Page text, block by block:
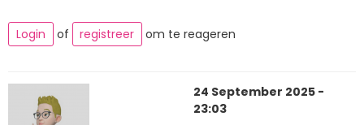
Login of registreer om te reageren
24 September 2025 -
23:03